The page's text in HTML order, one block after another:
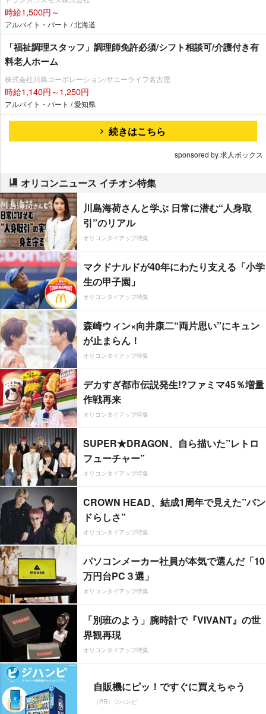
時給1,500円～
アルバイト・パート / 北海道
「福祉調理スタッフ」調理師免許必須/シフト相談可/介護付き有
料老人ホーム
株式会社川島コーポレーション/サニーライフ名古屋
時給1,140円～1,250円
アルバイト・パート / 愛知県
続きはこちら
sponsored by 求人ボックス
オリコンニュース イチオシ特集
川島海荷さんと学ぶ 日常に潜む“人身取
引”のリアル
オリコンタイアップ特集
マクドナルドが40年にわたり支える「小学
生の甲子園」
オリコンタイアップ特集
森崎ウィン×向井康二“両片思い”にキュン
が止まらん！
オリコンタイアップ特集
デカすぎ都市伝説発生!?ファミマ45％増量
作戦再来
オリコンタイアップ特集
SUPER★DRAGON、自ら描いた”レトロ
フューチャー”
オリコンタイアップ特集
CROWN HEAD、結成1周年で見えた”バン
ドらしさ”
オリコンタイアップ特集
パソコンメーカー社員が本気で選んだ「10
万円台PC３選」
オリコンタイアップ特集
「別班のよう」腕時計で『VIVANT』の世
界観再現
オリコンタイアップ特集
自販機にピッ！ですぐに買えちゃう
（PR）ジハンピ